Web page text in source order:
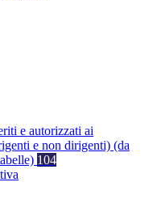
e autorizzati ai
e non dirigenti) (da
104